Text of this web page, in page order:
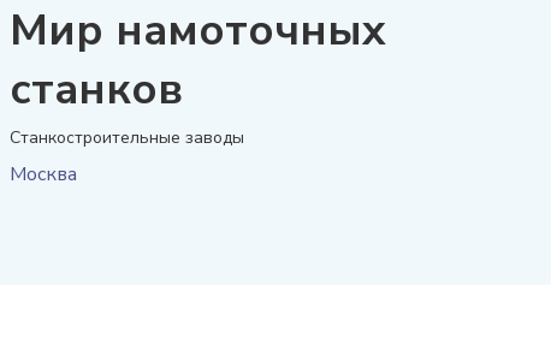
Мир намоточных
станков
Станкостроительные заводы
Москва